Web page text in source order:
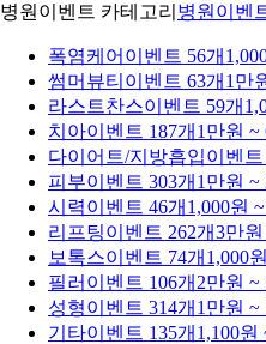
병원이벤트 카테고리 병원이벤
폭염케어 이벤트 56개
썸머뷰티 이벤트 63개 1만
라스트찬스이벤트 59개
치아이벤트 187개 1만원 ~
다이어트/지방흡입이벤트
피부이벤트 303개 1만원 ~
시력이벤트 46개 1,000원
리프팅이벤트 262개3만원
보톡스이벤트 74개 1,000
필러 이벤트 106개 2만원 ~
성형이벤트 314개 1만원 ~
기타이벤트 135개 1,100원